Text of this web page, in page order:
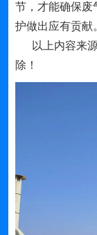
节，才能确保废
护做出应有贡献
以上内容来源
除！